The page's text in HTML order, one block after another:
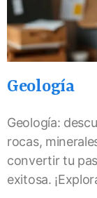
Geología
Geología:
rocas,
convertir tu
exitosa.